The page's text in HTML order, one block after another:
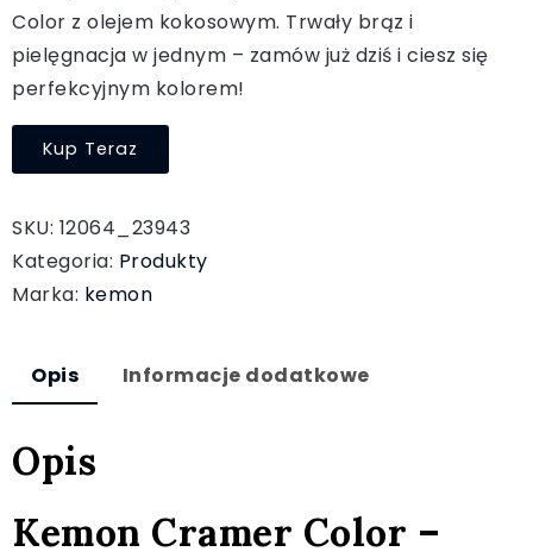
Color z olejem kokosowym. Trwały brąz i
pielęgnacja w jednym – zamów już dziś i ciesz się
perfekcyjnym kolorem!
Kup Teraz
SKU: 12064_23943
Kategoria: Produkty
Marka: kemon
Opis Informacje dodatkowe
Opis
Kemon Cramer Color –